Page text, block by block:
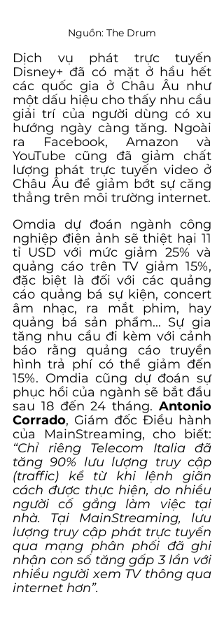
Nguồn: The Drum
Dịch vụ phát trực tuyến
Disney+ đã có mặt ở hầu hết
các quốc gia ở Châu Âu như
một dấu hiệu cho thấy nhu cầu
giải trí của người dùng có xu
hướng ngày càng tăng. Ngoài
ra Facebook, Amazon và
YouTube cũng đã giảm chất
lượng phát trực tuyến video ở
Châu Âu để giảm bớt sự căng
thẳng trên môi trường internet.
Omdia dự đoán ngành công
nghiệp điện ảnh sẽ thiệt hại 11
tỉ USD với mức giảm 25% và
quảng cáo trên TV giảm 15%,
đặc biệt là đối với các quảng
cáo quảng bá sự kiện, concert
âm nhạc, ra mắt phim, hay
quảng bá sản phẩm... Sự gia
tăng nhu cầu đi kèm với cảnh
báo rằng quảng cáo truyền
hình trả phí có thể giảm đến
15%. Omdia cũng dự đoán sự
phục hồi của ngành sẽ bắt đầu
sau 18 đến 24 tháng. Antonio
Corrado, Giám đốc Điều hành
“Chỉ riêng Telecom Italia đã
tăng 90% lưu lượng truy cập
(traffic) kể từ khi lệnh giãn
cách được thực hiện, do nhiều
người cố gắng làm việc tại
nhà. Tại MainStreaming, lưu
lượng truy cập phát trực tuyến
qua mạng phân phối đã ghi
nhận con số tăng gấp 3 lần với
nhiều người xem TV thông qua
internet hơn”.